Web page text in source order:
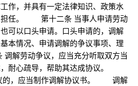
作，并具有一定法律知识、政策水
担任。 第十二条 当事人申请劳动
可以口头申请。口头申请的，调解
本情况、申请调解的争议事项、理
劳动争议，应当充分听取双方当
，耐心疏导，帮助其达成协议。
的，应当制作调解协议书。 调解